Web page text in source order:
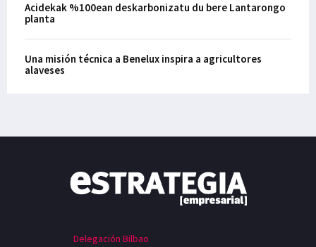
Acidekak %100ean deskarbonizatu du bere Lantarongo
planta
Una misión técnica a Benelux inspira a agricultores
alaveses
Delegación Bilbao